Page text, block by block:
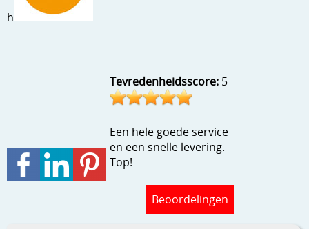
Speciaal papier
Template, mask, stencils, grids
Wat nog, een creatief kijkje
h
Tevredenheidsscore: 5
Een hele goede service
en een snelle levering.
Top!
Beoordelingen